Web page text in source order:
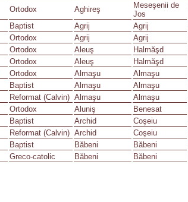
Ortodox Aghireş
Meseşenii de
Jos
Baptist Agrij Agrij
Ortodox Agrij Agrij
Ortodox Aleuş Halmăşd
Ortodox Aleuş Halmăşd
Ortodox Almaşu Almaşu
Baptist Almaşu Almaşu
Reformat (Calvin) Almaşu Almaşu
Ortodox Aluniş Benesat
Baptist Archid Coşeiu
Reformat (Calvin) Archid Coşeiu
Baptist Băbeni Băbeni
Greco-catolic Băbeni Băbeni